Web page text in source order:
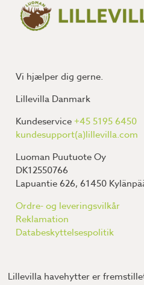
Vi hjælper dig gerne.
Lillevilla Danmark
Kundeservice+45 5195 6450
kundesupport(a)lillevilla.com
Luoman Puutuote Oy
DK12550766
Lapuantie 626, 61450
Ordre- og leveringsvilkår
Reklamation
Databeskyttelsespolitik
Lillevilla havehytter er